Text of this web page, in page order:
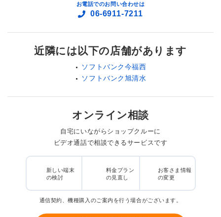
お電話でのお問い合わせは
06-6911-7211
近隣には以下の店舗があります
ソフトバンク今福西
ソフトバンク旭清水
オンライン相談
自宅にいながらショップクルーに
ビデオ通話で相談できるサービスです
新しい端末
の検討
料金プラン
の見直し
お客さま情報
の変更
通信契約、機種購入のご案内を行う場合がございます。